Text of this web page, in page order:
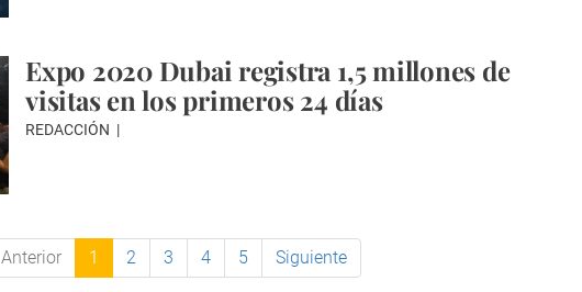
Expo 2020 Dubai registra 1,5 millones de
visitas en los primeros 24 días
REDACCIÓN
Anterior 1 2 3 4 5 Siguiente